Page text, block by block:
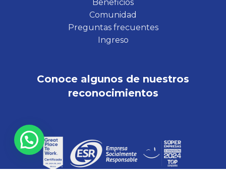
Beneficios
Comunidad
Preguntas frecuentes
Ingreso
Conoce algunos de nuestros
reconocimientos